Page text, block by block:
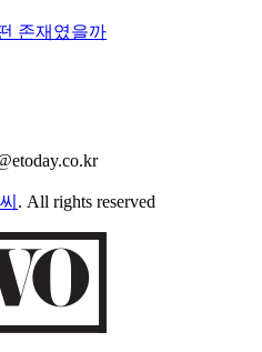
존재였을까
. All rights reserved